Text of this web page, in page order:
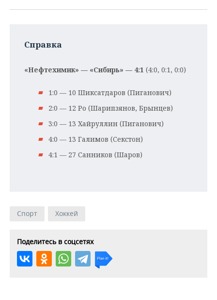
Справка
«Нефтехимик» — «Сибирь» — 4:1 (4:0, 0:1, 0:0)
1:0 — 10 Шиксатдаров (Пиганович)
2:0 — 12 Ро (Шарипзянов, Брынцев)
3:0 — 13 Хайруллин (Пиганович)
4:0 — 13 Галимов (Секстон)
4:1 — 27 Санников (Шаров)
Спорт Хоккей
Поделитесь в соцсетях